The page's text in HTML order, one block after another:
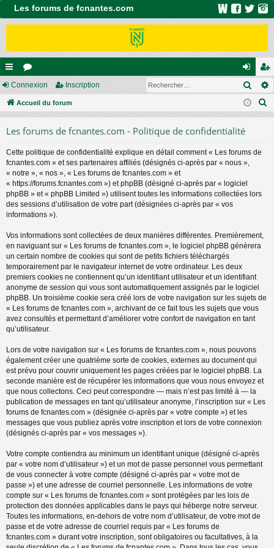
Les forums de fcnantes.com
ac
co
s
or
u
on
ne
ns
cri
Connexion Inscription
Accueil du forum
Les forums de fcnantes.com - Politique de confidentialité
Cette politique de confidentialité explique en détail comment « Les forums de
fcnantes.com » et ses partenaires affiliés (désignés ci-après par « nous »,
« notre », « nos », « Les forums de fcnantes.com » et
« https://forums.fcnantes.com ») et phpBB (désigné ci-après par « logiciel
phpBB » et « phpBB Limited ») utilisent toutes les informations collectées lors
des sessions d’utilisation de votre part (désignées ci-après par « vos
informations »).
Vos informations sont collectées de deux manières différentes. Premièrement,
en naviguant sur « Les forums de fcnantes.com », le logiciel phpBB génèrera
un certain nombre de cookies qui sont de petits fichiers téléchargés
temporairement par le navigateur internet de votre ordinateur. Les deux
premiers cookies ne contiennent qu’un identifiant utilisateur et un identifiant
anonyme de session qui vous sont automatiquement assignés par le logiciel
phpBB. Un troisième cookie sera créé lors de votre navigation sur les sujets de
« Les forums de fcnantes.com », archivant de ce fait tous les sujets que vous
avez consultés et permettant d’améliorer votre confort de navigation en tant
qu’utilisateur.
Lors de votre navigation sur « Les forums de fcnantes.com », nous pouvons
également créer une quatrième sorte de cookies, externes au document qui
est prévu pour couvrir uniquement les pages créées par le logiciel phpBB. La
seconde manière est de récupérer les informations que vous nous envoyez et
que nous collectons. Ceci peut correspondre — mais n’est pas limité à — la
publication de messages en tant qu’utilisateur anonyme, l’inscription sur « Les
forums de fcnantes.com » (désignée ci-après par « votre compte ») et les
messages que vous publiez après votre inscription et lors de votre connexion
(désignés ci-après par « vos messages »).
Votre compte contiendra au minimum un identifiant unique (désigné ci-après
par « votre nom d’utilisateur ») et un mot de passe personnel vous permettant
de vous connecter à votre compte (désigné ci-après par « votre mot de
passe ») et une adresse de courriel personnelle. Les informations de votre
compte sur « Les forums de fcnantes.com » sont protégées par les lois de
protection des données applicables dans le pays qui héberge notre serveur.
Toutes les informations, en-dehors de votre nom d’utilisateur, de votre mot de
passe et de votre adresse de courriel requis par « Les forums de
fcnantes.com » durant votre inscription, sont obligatoires ou facultatives, à la